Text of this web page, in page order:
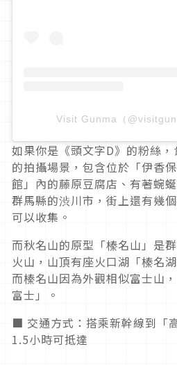
Visit Gunma（
如果你是《頭文字D》的粉絲
的拍攝場景，包含位於「伊香
館」內的藤原豆腐店、有著蜿
群馬縣的渋川市，街上還有幾
可以收集。
而秋名山的原型「榛名山」是
火山，山頂有座火口湖「榛名
而榛名山因為外觀相似富士山
富士」。
■ 交通方式：搭乘新幹線到「
1.5小時可抵達